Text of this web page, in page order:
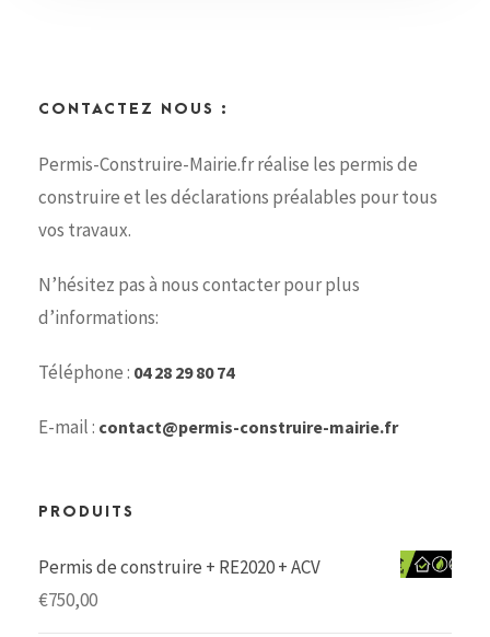
CONTACTEZ NOUS :
Permis-Construire-Mairie.fr réalise les permis de
construire et les déclarations préalables pour tous
vos travaux.
N’hésitez pas à nous contacter pour plus
d’informations:
Téléphone : 04 28 29 80 74
E-mail : contact@permis-construire-mairie.fr
PRODUITS
Permis de construire + RE2020 + ACV
€750,00